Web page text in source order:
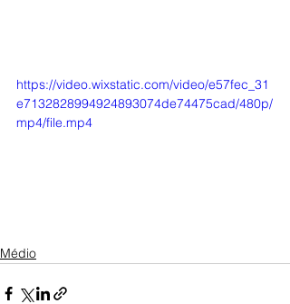
https://video.wixstatic.com/video/e57fec_31
e7132828994924893074de74475cad/480p/
mp4/file.mp4
Médio